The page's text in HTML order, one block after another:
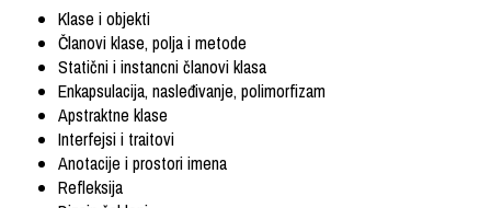
Klase i objekti
Članovi klase, polja i metode
Statični i instancni članovi klasa
Enkapsulacija, nasleđivanje, polimorfizam
Apstraktne klase
Interfejsi i traitovi
Anotacije i prostori imena
Refleksija